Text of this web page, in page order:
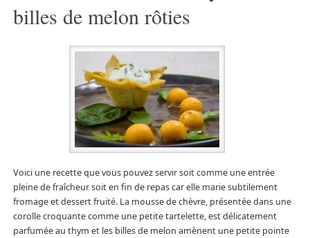
billes de melon rôties
Voici une recette que vous pouvez servir soit comme une entrée
pleine de fraîcheur soit en fin de repas car elle marie subtilement
fromage et dessert fruité. La mousse de chèvre, présentée dans une
corolle croquante comme une petite tartelette, est délicatement
parfumée au thym et les billes de melon amènent une petite pointe